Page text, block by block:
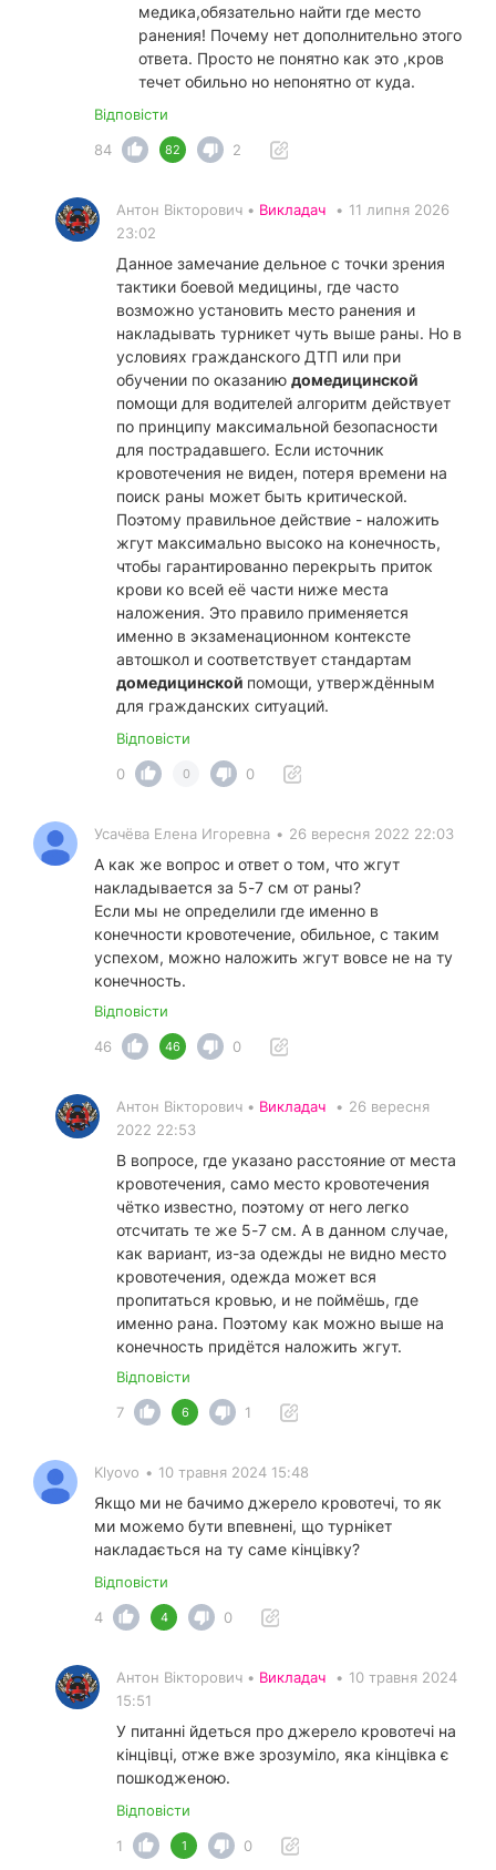
медика,обязательно найти где место
ранения! Почему нет дополнительно этого
ответа. Просто не понятно как это ,кров
течет обильно но непонятно от куда.
Відповісти
84
82 2
Антон Вікторович • Викладач • 11 липня 2026
23:02
Данное замечание дельное с точки зрения
тактики боевой медицины, где часто
возможно установить место ранения и
накладывать турникет чуть выше раны. Но в
условиях гражданского ДТП или при
обучении по оказанию домедицинской
помощи для водителей алгоритм действует
по принципу максимальной безопасности
для пострадавшего. Если источник
кровотечения не виден, потеря времени на
поиск раны может быть критической.
Поэтому правильное действие - наложить
жгут максимально высоко на конечность,
чтобы гарантированно перекрыть приток
крови ко всей её части ниже места
наложения. Это правило применяется
именно в экзаменационном контексте
автошкол и соответствует стандартам
домедицинской помощи, утверждённым
для гражданских ситуаций.
Відповісти
0
0 0
Усачёва Елена Игоревна • 26 вересня 2022 22:03
А как же вопрос и ответ о том, что жгут
накладывается за 5-7 см от раны?
Если мы не определили где именно в
конечности кровотечение, обильное, с таким
успехом, можно наложить жгут вовсе не на ту
конечность.
Відповісти
46
46 0
Антон Вікторович • Викладач • 26 вересня
2022 22:53
В вопросе, где указано расстояние от места
кровотечения, само место кровотечения
чётко известно, поэтому от него легко
отсчитать те же 5-7 см. А в данном случае,
как вариант, из-за одежды не видно место
кровотечения, одежда может вся
пропитаться кровью, и не поймёшь, где
именно рана. Поэтому как можно выше на
конечность придётся наложить жгут.
Відповісти
7
6 1
Klyovo • 10 травня 2024 15:48
Якщо ми не бачимо джерело кровотечі, то як
ми можемо бути впевнені, що турнікет
накладається на ту саме кінцівку?
Відповісти
4
4 0
Антон Вікторович • Викладач • 10 травня 2024
15:51
У питанні йдеться про джерело кровотечі на
кінцівці, отже вже зрозуміло, яка кінцівка є
пошкодженою.
Відповісти
1
1 0